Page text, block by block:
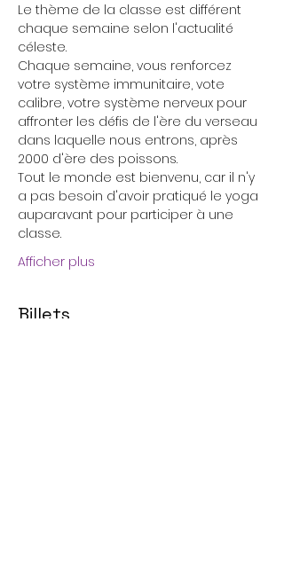
Le thème de la classe est différent
chaque semaine selon l'actualité
céleste.
Chaque semaine, vous renforcez
votre système immunitaire, vote
calibre, votre système nerveux pour
affronter les défis de l'ère du verseau
dans laquelle nous entrons, après
2000 d'ère des poissons.
Tout le monde est bienvenu, car il n'y
a pas besoin d'avoir pratiqué le yoga
auparavant pour participer à une
classe.
Afficher plus
Billets